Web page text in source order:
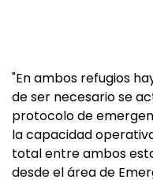
"En ambos refugios
de ser necesario se
protocolo de
la capacidad
total entre ambos
desde el área de